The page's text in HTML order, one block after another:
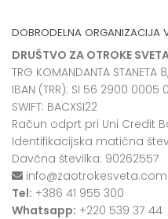
DOBRODELNA ORGANIZACIJA
DRUŠTVO ZA OTROKE
TRG KOMANDANTA STANETA
IBAN (TRR): SI 56 2900 0005
SWIFT: BACXSI22
Račun odprt pri Uni Credit
Identifikacijska matična
Davčna številka: 90262557
info@zaotrokesveta.com
Tel: +386 41 955 300
Whatsapp: +220 539 37 44